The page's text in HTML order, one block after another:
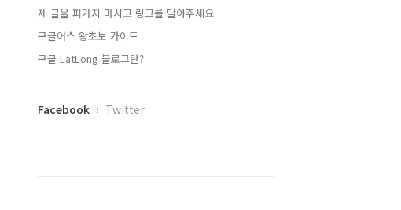
제 글을 퍼가지 마시고 링크를 달아주세요
구글어스 왕초보 가이드
구글 LatLong 블로그란?
페
Facebook Twitter